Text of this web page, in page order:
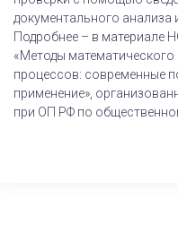
документального анализа
Подробнее – в материале
«Методы
процессов: современные
применение»,
при ОП РФ по